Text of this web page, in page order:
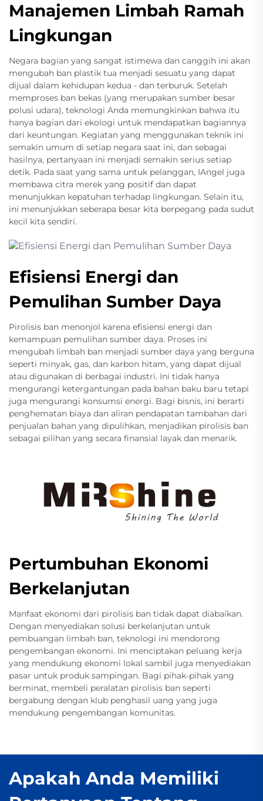
Manajemen Limbah Ramah
Lingkungan
Negara bagian yang sangat istimewa dan canggih ini akan
mengubah ban plastik tua menjadi sesuatu yang dapat
dijual dalam kehidupan kedua - dan terburuk. Setelah
memproses ban bekas (yang merupakan sumber besar
polusi udara), teknologi Anda memungkinkan bahwa itu
hanya bagian dari ekologi untuk mendapatkan bagiannya
dari keuntungan. Kegiatan yang menggunakan teknik ini
semakin umum di setiap negara saat ini, dan sebagai
hasilnya, pertanyaan ini menjadi semakin serius setiap
detik. Pada saat yang sama untuk pelanggan, IAngel juga
membawa citra merek yang positif dan dapat
menunjukkan kepatuhan terhadap lingkungan. Selain itu,
ini menunjukkan seberapa besar kita berpegang pada sudut
kecil kita sendiri.
Efisiensi Energi dan
Pemulihan Sumber Daya
Pirolisis ban menonjol karena efisiensi energi dan
kemampuan pemulihan sumber daya. Proses ini
mengubah limbah ban menjadi sumber daya yang berguna
seperti minyak, gas, dan karbon hitam, yang dapat dijual
atau digunakan di berbagai industri. Ini tidak hanya
mengurangi ketergantungan pada bahan baku baru tetapi
juga mengurangi konsumsi energi. Bagi bisnis, ini berarti
penghematan biaya dan aliran pendapatan tambahan dari
penjualan bahan yang dipulihkan, menjadikan pirolisis ban
sebagai pilihan yang secara finansial layak dan menarik.
Pertumbuhan Ekonomi
Berkelanjutan
Manfaat ekonomi dari pirolisis ban tidak dapat diabaikan.
Dengan menyediakan solusi berkelanjutan untuk
pembuangan limbah ban, teknologi ini mendorong
pengembangan ekonomi. Ini menciptakan peluang kerja
yang mendukung ekonomi lokal sambil juga menyediakan
pasar untuk produk sampingan. Bagi pihak-pihak yang
berminat, membeli peralatan pirolisis ban seperti
bergabung dengan klub penghasil uang yang juga
mendukung pengembangan komunitas.
Apakah Anda Memiliki